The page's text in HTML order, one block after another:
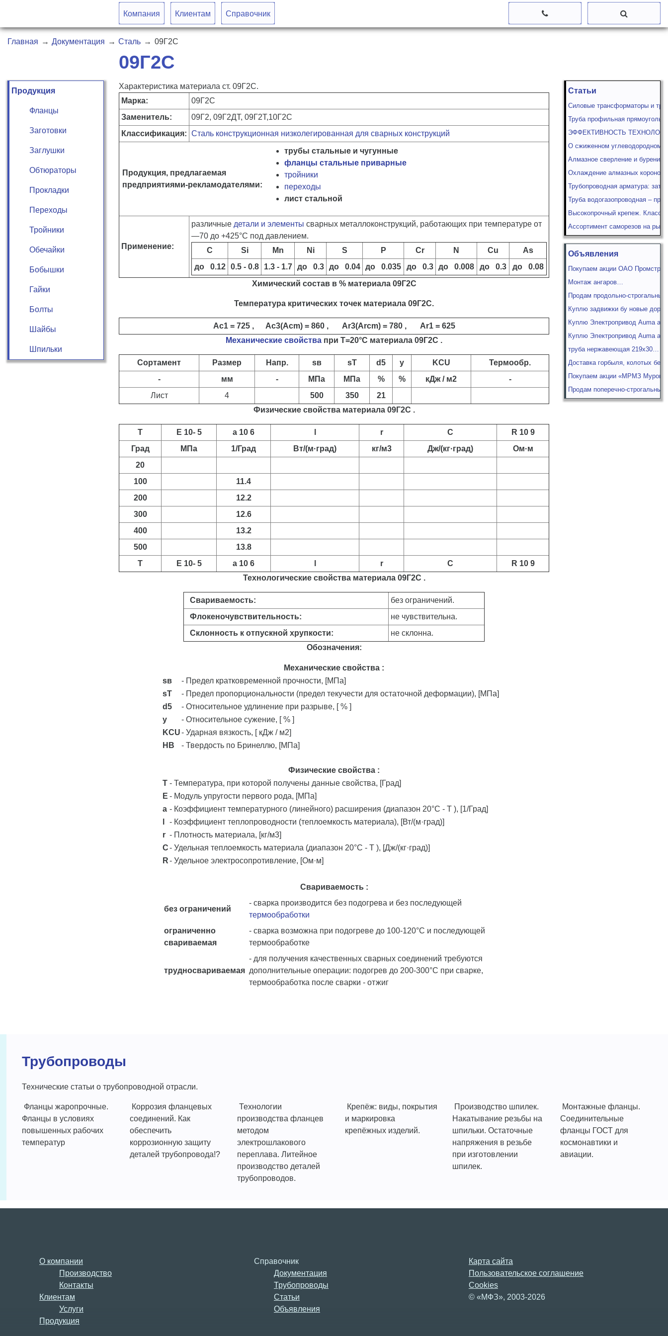
Компания Клиентам Справочник
Главная → Документация → Сталь → 09Г2С
09Г2С
Продукция
Фланцы
Заготовки
Заглушки
Обтюраторы
Прокладки
Переходы
Тройники
Обечайки
Бобышки
Гайки
Болты
Шайбы
Шпильки
Характеристика материала ст. 09Г2С.
Марка:
09Г2С
Заменитель:
09Г2, 09Г2ДТ, 09Г2Т,10Г2С
Классификация: Сталь конструкционная низколегированная для сварных конструкций
Продукция, предлагаемая
предприятиями-рекламодателями:
трубы стальные и чугунные
фланцы стальные приварные
тройники
переходы
лист стальной
Применение:
различные детали и элементы сварных металлоконструкций, работающих при температуре от
—70 до +425°С под давлением.
C
Si Mn Ni S P Cr N Cu
As
до 0.12
0.5 - 0.8 1.3 - 1.7 до 0.3 до 0.04 до 0.035 до 0.3 до 0.008 до 0.3
до 0.08
Химический состав в % материала 09Г2С
Температура критических точек материала 09Г2С.
Ac1 = 725 , Ac3(Acm) = 860 , Ar3(Arcm) = 780 , Ar1 = 625
Механические свойства при Т=20°С материала 09Г2С .
Сортамент Размер Напр. sв sT d5 y KCU
Термообр.
-
мм - МПа МПа % % кДж / м2
-
Лист
4 500 350
21
Физические свойства материала 09Г2С .
T E 10- 5 a 10 6 r C
R 10 9
Град
МПа 1/Град Вт/(м·град) кг/м3 Дж/(кг·град)
Ом·м
20
100
11.4
200
12.2
300
12.6
400
13.2
500
13.8
T
E 10- 5 a 10 6 r C
R 10 9
Технологические свойства материала 09Г2С .
Свариваемость:
без ограничений.
Флокеночувствительность:
не чувствительна.
Склонность к отпускной хрупкости:
не склонна.
Обозначения:
Механические свойства :
sв
- Предел кратковременной прочности, [МПа]
sT
- Предел пропорциональности (предел текучести для остаточной деформации), [МПа]
d5
- Относительное удлинение при разрыве, [ % ]
y
- Относительное сужение, [ % ]
KCU- Ударная вязкость, [ кДж / м2]
HB
- Твердость по Бринеллю, [МПа]
Физические свойства :
T - Температура, при которой получены данные свойства, [Град]
E - Модуль упругости первого рода, [МПа]
a - Коэффициент температурного (линейного) расширения (диапазон 20°С - T ), [1/Град]
- Коэффициент теплопроводности (теплоемкость материала), [Вт/(м·град)]
r - Плотность материала, [кг/м3]
C- Удельная теплоемкость материала (диапазон 20°С - T ), [Дж/(кг·град)]
R- Удельное электросопротивление, [Ом·м]
Свариваемость :
без ограничений
- сварка производится без подогрева и без последующей
термообработки
ограниченно
свариваемая
- сварка возможна при подогреве до 100-120°С и последующей
термообработке
трудносвариваемая
- для получения качественных сварных соединений требуются
дополнительные операции: подогрев до 200-300°С при сварке,
термообработка после сварки - отжиг
Статьи
Силовые трансформаторы и
Труба профильная
ЭФФЕКТИВНОСТЬ
О сжиженном углеводородном
Алмазное сверление и бурение
Охлаждение алмазных коронок
Трубопроводная арматура:
Труба водогазопроводная –
Высокопрочный крепеж.
Ассортимент саморезов на
Объявления
Покупаем акции ОАО
Монтаж ангаров…
Продам продольно-
Куплю задвижки бу новые
Куплю Электропривод Auma
Куплю Электропривод Auma
труба нержавеющая 219х30…
Доставка горбыля, колотых
Покупаем акции «МРМЗ
Продам поперечно-
Трубопроводы
Технические статьи о трубопроводной отрасли.
Фланцы жаропрочные.
Фланцы в условиях
повышенных рабочих
температур
Коррозия фланцевых
соединений. Как
обеспечить
коррозионную защиту
деталей трубопровода!?
Технологии
производства фланцев
методом
электрошлакового
переплава. Литейное
производство деталей
трубопроводов.
Крепёж: виды, покрытия
и маркировка
крепёжных изделий.
Производство шпилек.
Накатывание резьбы на
шпильки. Остаточные
напряжения в резьбе
при изготовлении
шпилек.
Монтажные фланцы.
Соединительные
фланцы ГОСТ для
космонавтики и
авиации.
О компании
Производство
Контакты
Клиентам
Услуги
Продукция
Справочник
Документация
Трубопроводы
Статьи
Объявления
Карта сайта
Пользовательское соглашение
Cookies
© «МФЗ», 2003-2026